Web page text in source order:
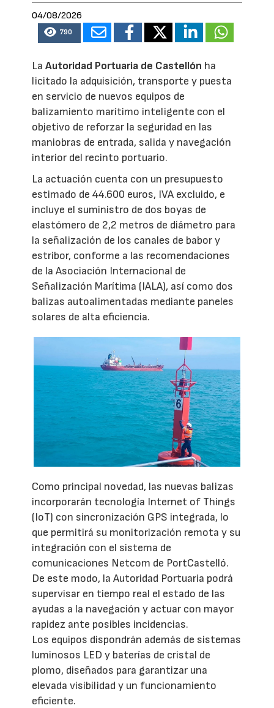
04/08/2026
790
LaAutoridad Portuaria de Castellón ha
licitado la adquisición, transporte y puesta
en servicio de nuevos equipos de
balizamiento marítimo inteligente con el
objetivo de reforzar la seguridad en las
maniobras de entrada, salida y navegación
interior del recinto portuario.
La actuación cuenta con un presupuesto
estimado de 44.600 euros, IVA excluido, e
incluye el suministro de dos boyas de
elastómero de 2,2 metros de diámetro para
la señalización de los canales de babor y
estribor, conforme a las recomendaciones
de la Asociación Internacional de
Señalización Marítima (IALA), así como dos
balizas autoalimentadas mediante paneles
solares de alta eficiencia.
Como principal novedad, las nuevas balizas
incorporarán tecnología Internet of Things
(IoT) con sincronización GPS integrada, lo
que permitirá su monitorización remota y su
integración con el sistema de
comunicaciones Netcom de PortCastelló.
De este modo, la Autoridad Portuaria podrá
supervisar en tiempo real el estado de las
ayudas a la navegación y actuar con mayor
rapidez ante posibles incidencias.
Los equipos dispondrán además de sistemas
luminosos LED y baterías de cristal de
plomo, diseñados para garantizar una
elevada visibilidad y un funcionamiento
eficiente.